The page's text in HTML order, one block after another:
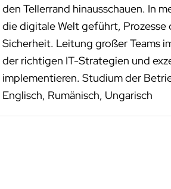
den Tellerrand hinausschauen. In
die digitale Welt geführt,
Sicherheit. Leitung großer Teams
der richtigen IT-Strategien und
implementieren. Studium der
Englisch, Rumänisch, Ungarisch